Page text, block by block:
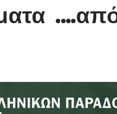
.…από